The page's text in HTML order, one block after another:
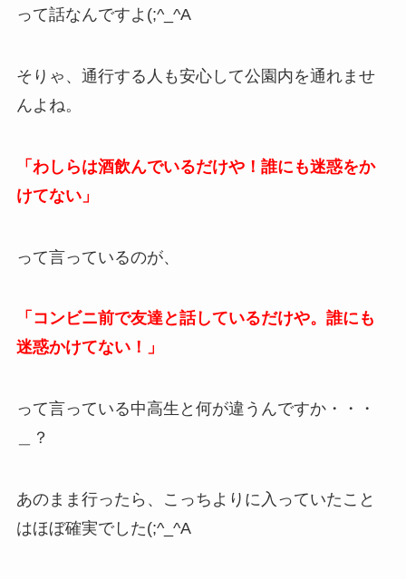
って話なんですよ(;^_^A
そりゃ、通行する人も安心して公園内を通れませ
んよね。
「わしらは酒飲んでいるだけや！誰にも迷惑をか
けてない」
って言っているのが、
「コンビニ前で友達と話しているだけや。誰にも
迷惑かけてない！」
って言っている中高生と何が違うんですか・・・
＿？
あのまま行ったら、こっちよりに入っていたこと
はほぼ確実でした(;^_^A